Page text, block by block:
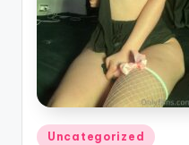
Publicado
Uncategorized